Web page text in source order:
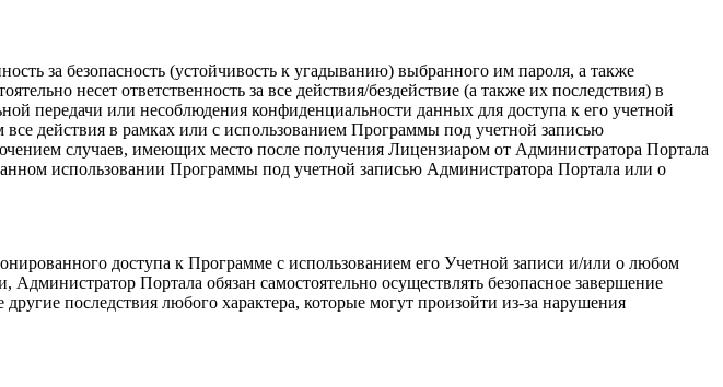
за безопасность (устойчивость к угадыванию) выбранного им пароля, а также
несет ответственность за все действия/бездействие (а также их последствия) в
передачи или несоблюдения конфиденциальности данных для доступа к его учетной
действия в рамках или с использованием Программы под учетной записью
случаев, имеющих место после получения Лицензиаром от Администратора Портала
использовании Программы под учетной записью Администратора Портала или о
доступа к Программе с использованием его Учетной записи и/или о любом
Портала обязан самостоятельно осуществлять безопасное завершение
последствия любого характера, которые могут произойти из-за нарушения